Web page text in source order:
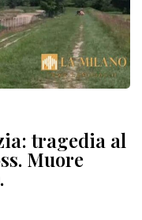
tragedia al
Muore